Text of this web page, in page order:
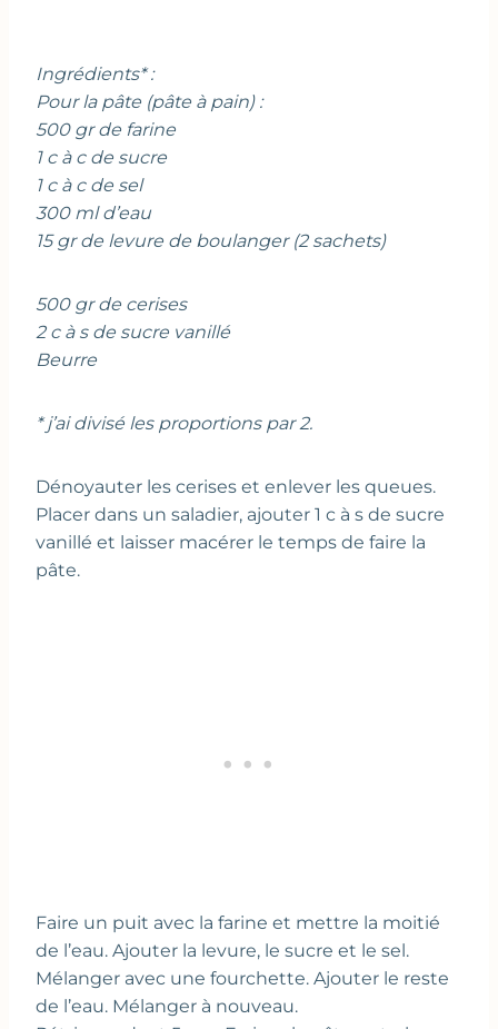
Ingrédients* :
Pour la pâte (pâte à pain) :
500 gr de farine
1 c à c de sucre
1 c à c de sel
300 ml d’eau
15 gr de levure de boulanger (2 sachets)
500 gr de cerises
2 c à s de sucre vanillé
Beurre
* j’ai divisé les proportions par 2.
Dénoyauter les cerises et enlever les queues.
Placer dans un saladier, ajouter 1 c à s de sucre
vanillé et laisser macérer le temps de faire la
pâte.
Faire un puit avec la farine et mettre la moitié
de l’eau. Ajouter la levure, le sucre et le sel.
Mélanger avec une fourchette. Ajouter le reste
de l’eau. Mélanger à nouveau.